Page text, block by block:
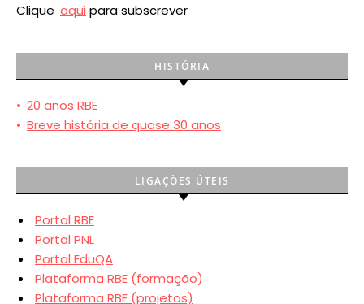
Clique aqui para subscrever
HISTÓRIA
• 20 anos RBE
• Breve história de quase 30 anos
LIGAÇÕES ÚTEIS
Portal RBE
Portal PNL
Portal EduQA
Plataforma RBE (formação)
Plataforma RBE (projetos)